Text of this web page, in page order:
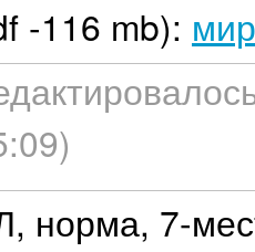
-116 mb):
норма, 7-